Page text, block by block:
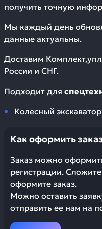
получить точную
Мы каждый день
данные актуальны.
Доставим
России и СНГ.
Подходит для
Колесный экскаватор
Как оформить
Заказ можно
регистрации.
оформите заказ.
Можно оставить
отправить ее нам на